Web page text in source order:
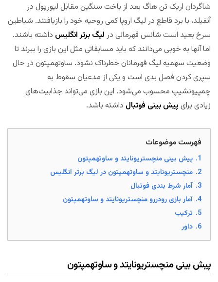
شاگردان اریک تن هاگ بعد از باخت سنگین مقابل لیورپول در
آنفیلد، با برد قاطع در لیگ اروپا کمی روحیه خود را بازیافتند. شیاطین
سرخ بعید است شانس قهرمانی در لیگ برتر انگلیس داشته باشند.
اما آنها به خوبی می‌دانند که باید مسابقاتی مثل این بازی را ببرند تا
وضعیت سهمیه لیگ قهرمانان خطرناک نشود. ساوتهمپتون در حال
سپری کردن فصل بدی است و یکی از مدعیان سقوط به
چمپیونشیپ محسوب می‌شود. این بازی می‌تواند جذابیت‌های
زیادی برای پیش بینی فوتبال داشته باشد.
فهرست موضوعات
1. پیش بینی منچستریونایتد و ساوتهمپتون
2. منچستریونایتد و ساوتهمپتون در لیگ برتر انگلیس
3. آمار شرط بندی فوتبال
4. آمار بازی رودررو منچستریونایتد و ساوتهمپتون
5. ترکیب
6. داور
پیش بینی منچستریونایتد و ساوتهمپتون